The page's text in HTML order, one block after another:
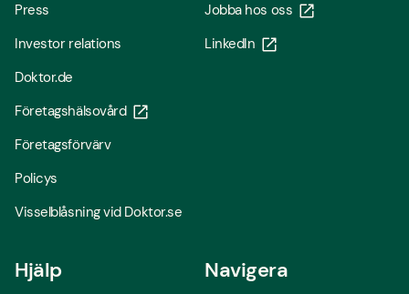
Press
Investor relations
Doktor.de
Företagshälsovård
Företagsförvärv
Policys
Visselblåsning vid Doktor.se
Jobba hos oss
LinkedIn
Hjälp Navigera